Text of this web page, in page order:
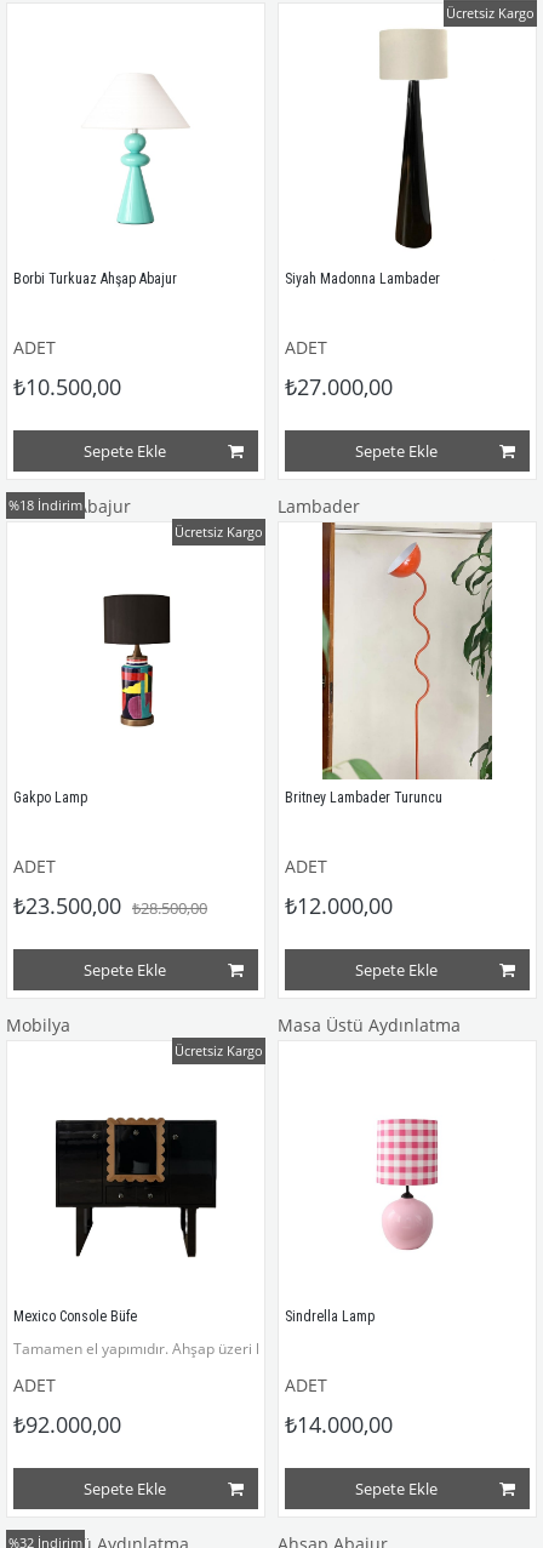
Borbi Turkuaz Ahşap Abajur
ADET
₺10.500,00
Sepete Ekle
Siyah Madonna Lambader
ADET
₺27.000,00
Sepete Ekle
Ücretsiz Kargo
Seramik Abajur
Gakpo Lamp
ADET
₺23.500,00 ₺28.500,00
Sepete Ekle
%18 İndirim
Ücretsiz Kargo
Lambader
Britney Lambader Turuncu
ADET
₺12.000,00
Sepete Ekle
Mobilya
Mexico Console Büfe
Tamamen el yapımıdır. Ahşap üzeri lake boyadır. 90x100x40
ADET
₺92.000,00
Sepete Ekle
Ücretsiz Kargo
Masa Üstü Aydınlatma
Sindrella Lamp
ADET
₺14.000,00
Sepete Ekle
%32 İndirim